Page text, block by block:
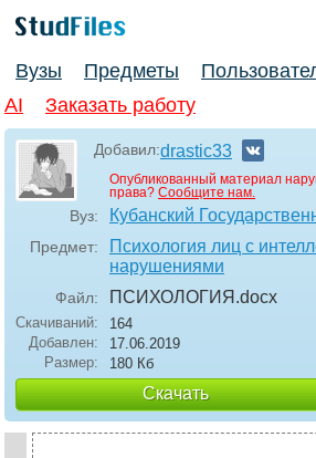
Вузы Предметы
AI
Заказать работу
Добавил:drastic33
Опубликованный материал
права? Сообщите нам.
Вуз: Кубанский
Предмет:
Психология лиц с
нарушениями
Файл: ПСИХОЛОГИЯ .docx
Скачиваний:
164
Добавлен:
17.06.2019
Размер:
180 Кб
Скачать